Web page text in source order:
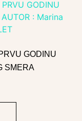
GODINU
SMERA